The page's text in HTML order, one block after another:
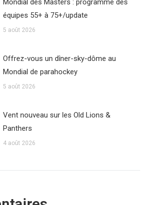
Mondial des Masters : programme des
équipes 55+ à 75+/update
5 août 2026
Offrez-vous un dîner-sky-dôme au
Mondial de parahockey
5 août 2026
Vent nouveau sur les Old Lions &
Panthers
4 août 2026